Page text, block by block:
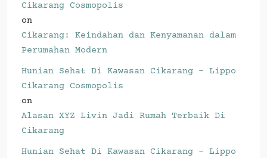
Cikarang Cosmopolis
on
Cikarang: Keindahan dan Kenyamanan dalam
Perumahan Modern
Hunian Sehat Di Kawasan Cikarang - Lippo
Cikarang Cosmopolis
on
Alasan XYZ Livin Jadi Rumah Terbaik Di
Cikarang
Hunian Sehat Di Kawasan Cikarang - Lippo